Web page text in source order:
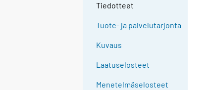
Tiedotteet
Tuote- ja palvelutarjonta
Kuvaus
Laatuselosteet
Menetelmäselosteet